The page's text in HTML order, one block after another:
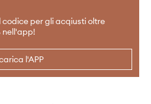
codice per gli acqiusti oltre
nell'app!
l'APP